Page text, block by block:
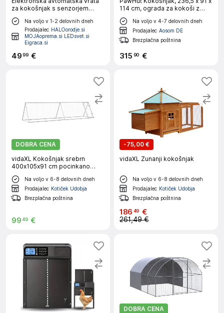
za kokošnjak s senzorjem
mraka 35x24cm rjava
Na voljo v 1-2 delovnih dneh
Prodajalec HALOorodje.si
MOJAoprema.si LEDsvet.si
Eigraca.si
4999 €
114 cm, ograda za kokoši z
gnezdilnico, zunanji ograda,
siva
Na voljo v 4-7 delovnih dneh
Prodajalec Aosom DE
Brezplačna poštnina
315 90 €
DOBRA CENA
vidaXL Kokošnjak srebrn
400x105x91 cm pocinkano
jeklo
Na voljo v 6-8 delovnih dneh
Prodajalec Kotiček Udobja
Brezplačna poštnina
9949 €
-75,00 €
vidaXL Zunanji kokošnjak
Na voljo v 6-8 delovnih dneh
Prodajalec Kotiček Udobja
Brezplačna poštnina
186 49 €
261,49 €
DOBRA CENA